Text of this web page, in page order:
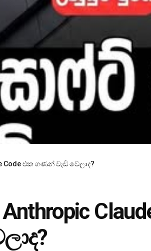
Code එක ගණන් වැඩි වෙලාද?